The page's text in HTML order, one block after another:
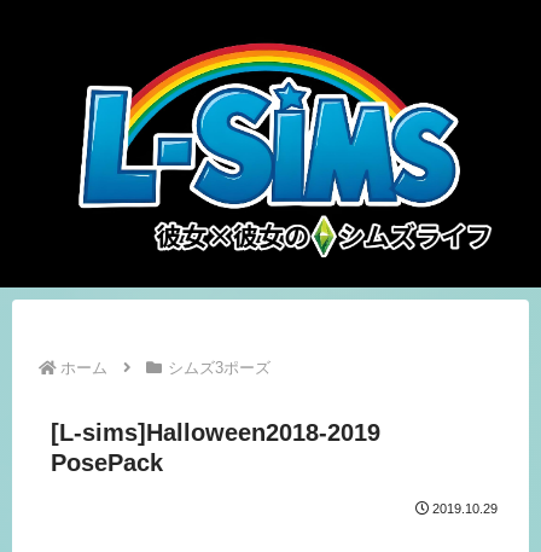
ホーム シムズ3ポーズ
[L-sims]Halloween2018-2019
PosePack
2019.10.29